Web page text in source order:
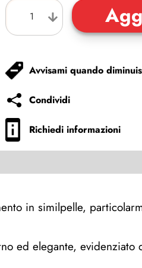
Avvisami quando
Condividi
Richiedi informazioni
in similpelle,
ed elegante, evidenziato